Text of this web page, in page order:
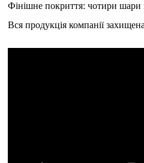
Фінішне покриття: чотири шари
Вся продукція компанії